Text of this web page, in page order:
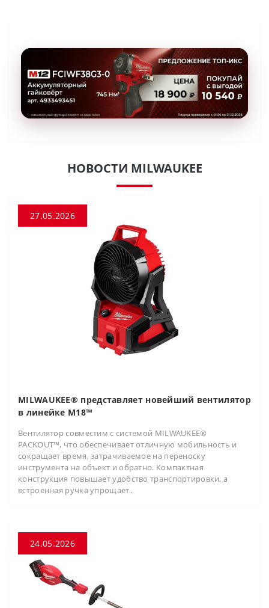
НОВОСТИ MILWAUKEE
27.05.2026
MILWAUKEE® представляет новейший вентилятор
в линейке M18™
Вентилятор совместим с системой MILWAUKEE®
PACKOUT™, что обеспечивает отличную мобильность и
сокращает время, затрачиваемое на переноску
инструмента на объект и обратно. Компактная
конструкция повышает удобство транспортировки, а
встроенная ручка упрощает..
24.05.2026